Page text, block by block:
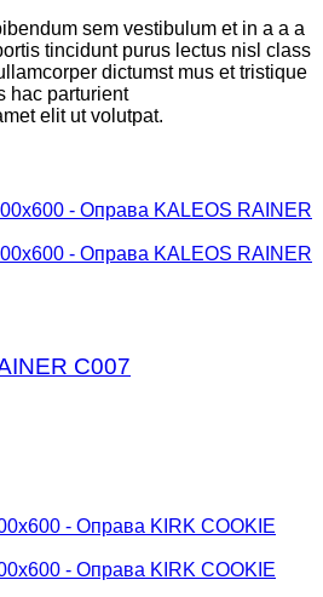
sem vestibulum et in a a a
tincidunt purus lectus nisl class
dictumst mus et tristique
hac parturient
elit ut volutpat.
C007